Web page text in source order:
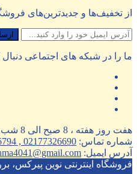
از تخفیف‌ها و جدیدترین‌های
ما را در شبکه های اجتماعی دنبال
هفت روز هفته ، 8 صبح الی 8 شب پاسخگوی شما هستیم.
شماره تماس: 02177326690 , 02177326794 , 09122868752
آدرس ایمیل:
فروشگاه اینترنتی نوین پیرکس،